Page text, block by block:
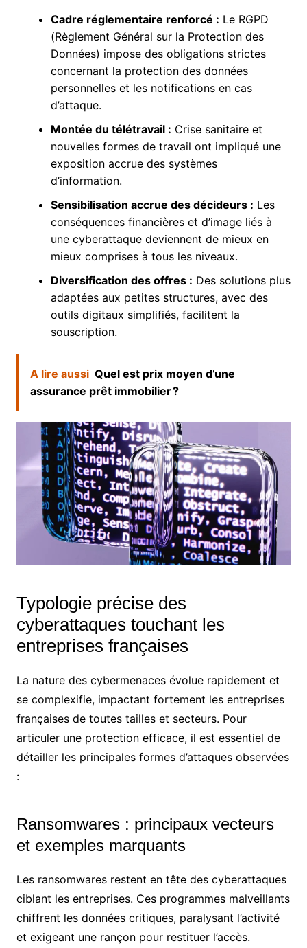
Cadre réglementaire renforcé : Le RGPD
(Règlement Général sur la Protection des
Données) impose des obligations strictes
concernant la protection des données
personnelles et les notifications en cas
d’attaque.
Montée du télétravail : Crise sanitaire et
nouvelles formes de travail ont impliqué une
exposition accrue des systèmes
d’information.
Sensibilisation accrue des décideurs : Les
conséquences financières et d’image liés à
une cyberattaque deviennent de mieux en
mieux comprises à tous les niveaux.
Diversification des offres : Des solutions plus
adaptées aux petites structures, avec des
outils digitaux simplifiés, facilitent la
souscription.
A lire aussi Quel est prix moyen d’une
assurance prêt immobilier ?
Typologie précise des
cyberattaques touchant les
entreprises françaises
La nature des cybermenaces évolue rapidement et
se complexifie, impactant fortement les entreprises
françaises de toutes tailles et secteurs. Pour
articuler une protection efficace, il est essentiel de
détailler les principales formes d’attaques observées
:
Ransomwares : principaux vecteurs
et exemples marquants
Les ransomwares restent en tête des cyberattaques
ciblant les entreprises. Ces programmes malveillants
chiffrent les données critiques, paralysant l’activité
et exigeant une rançon pour restituer l’accès.